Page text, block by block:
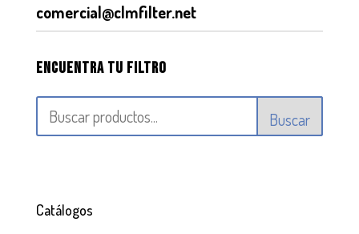
comercial@clmfilter.net
Encuentra tu filtro
Buscar
Catálogos